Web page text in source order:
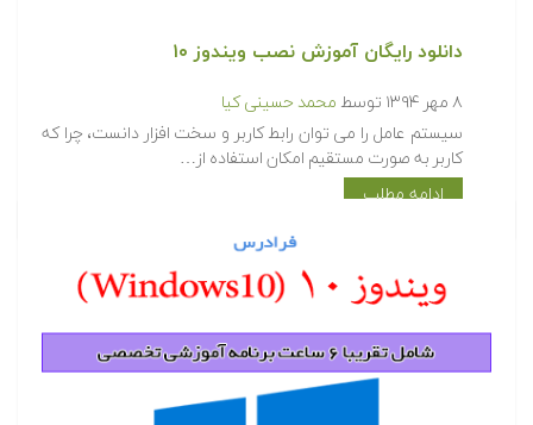
دانلود رایگان آموزش نصب ویندوز ۱۰
۸ مهر ۱۳۹۴ توسط محمد حسینی کیا
سیستم عامل را می توان رابط کاربر و سخت افزار دانست، چرا که
کاربر به صورت مستقیم امکان استفاده از…
ادامه مطلب